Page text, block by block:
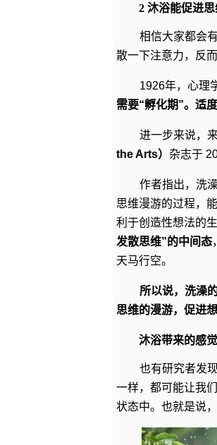
2 沐浴能促进
相信大家都会
散一下注意力，反
1926年，心理
需要“孵化期”。适
进一步来说，
the Arts） 杂志于
作者指出，洗
思维漫游的过程，
利于创造性想法的
发散思维”的中间态
天马行空。
所以说，洗澡
思维的漫游，促进
沐浴带来的感
也有研究者发
一样，都可能让我
状态中。也就是说，